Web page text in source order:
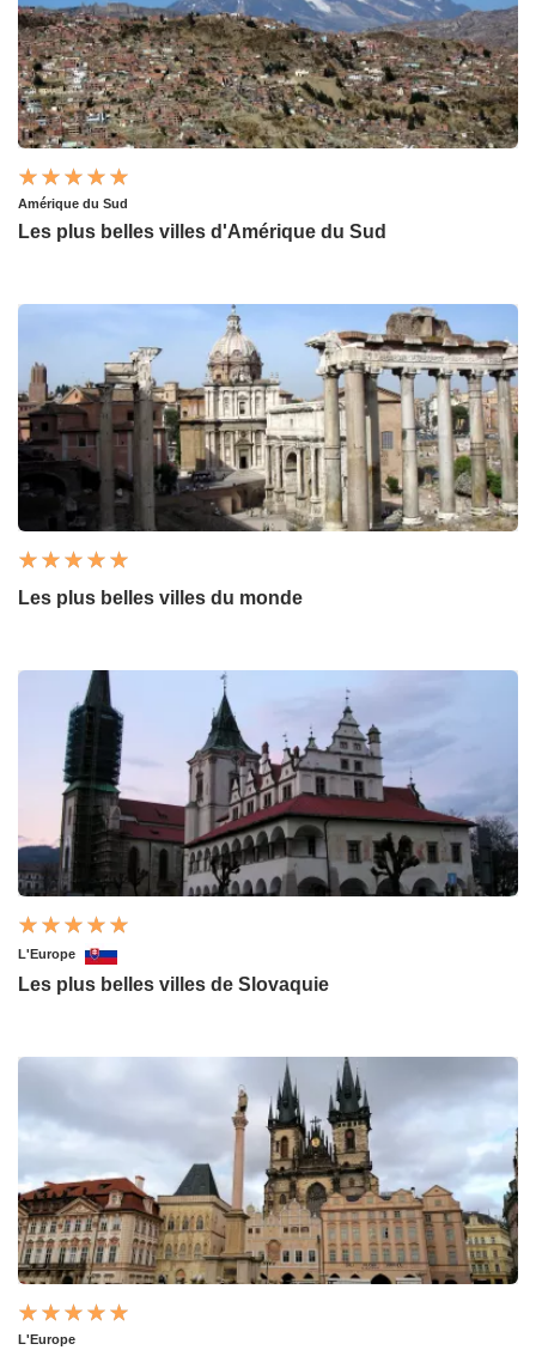
Amérique du Sud
Les plus belles villes d'Amérique du Sud
Les plus belles villes du monde
L'Europe
Les plus belles villes de Slovaquie
L'Europe